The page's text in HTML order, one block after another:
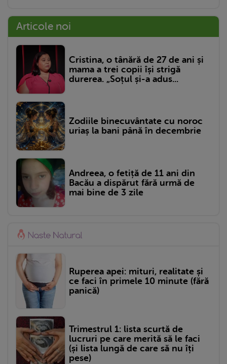
Articole noi
Cristina, o tânără de 27 de ani și
mama a trei copii își strigă
durerea. „Soțul și-a adus...
Zodiile binecuvântate cu noroc
uriaș la bani până în decembrie
Andreea, o fetiță de 11 ani din
Bacău a dispărut fără urmă de
mai bine de 3 zile
Ruperea apei: mituri, realitate și
ce faci în primele 10 minute (fără
panică)
Trimestrul 1: lista scurtă de
lucruri pe care merită să le faci
(și lista lungă de care să nu îți
pese)